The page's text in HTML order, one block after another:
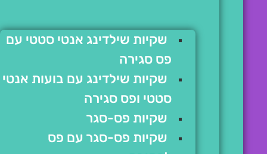
שקיות שילדינג אנטי סטטי עם
פס סגירה
שקיות שילדינג עם בועות אנטי
סטטי ופס סגירה
שקיות פס-סגר
שקיות פס-סגר עם פס